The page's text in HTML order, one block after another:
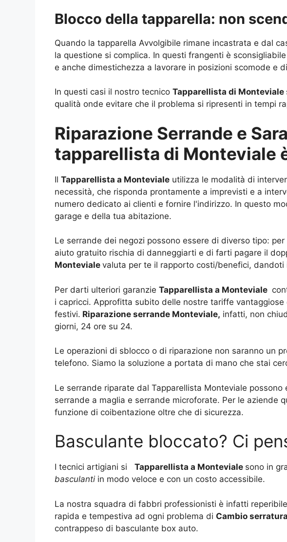
Blocco della tapparella: non
Quando la tapparella Avvolgibile rimane incastrata e dal
la questione si complica. In questi frangenti è
e anche dimestichezza a lavorare in posizioni scomode e
In questi casi il nostro tecnico Tapparellista di Monteviale
qualità onde evitare che il problema si ripresenti in tempi
Riparazione Serrande e
tapparellista di Monteviale
Il Tapparellista a Monteviale utilizza le modalità di
necessità, che risponda prontamente a imprevisti e a
numero dedicato ai clienti e fornire l'indirizzo. In questo
garage e della tua abitazione.
Le serrande dei negozi possono essere di diverso tipo:
aiuto gratuito rischia di danneggiarti e di farti pagare il
Monteviale valuta per te il rapporto costi/benefici,
Per darti ulteriori garanzie Tapparellista a Monteviale
i capricci. Approfitta subito delle nostre tariffe
festivi. Riparazione serrande Monteviale, infatti, non
giorni, 24 ore su 24.
Le operazioni di sblocco o di riparazione non saranno un
telefono. Siamo la soluzione a portata di mano che stai
Le serrande riparate dal Tapparellista Monteviale
serrande a maglia e serrande microforate. Per le aziende
funzione di coibentazione oltre che di sicurezza.
Basculante bloccato? Ci
I tecnici artigiani si Tapparellista a Monteviale sono in
basculanti in modo veloce e con un costo accessibile.
La nostra squadra di fabbri professionisti è infatti
rapida e tempestiva ad ogni problema di Cambio
contrappeso di basculante box auto.